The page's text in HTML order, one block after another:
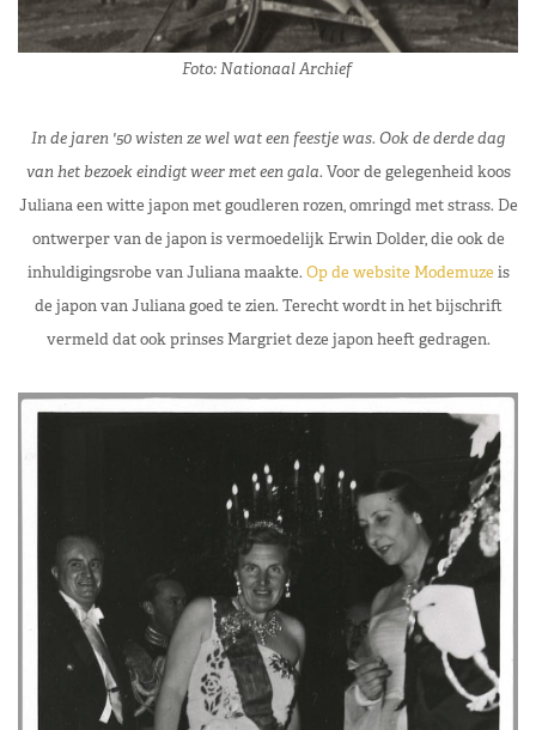
Foto: Nationaal Archief
In de jaren '50 wisten ze wel wat een feestje was. Ook de derde dag
van het bezoek eindigt weer met een gala. Voor de gelegenheid koos
Juliana een witte japon met goudleren rozen, omringd met strass. De
ontwerper van de japon is vermoedelijk Erwin Dolder, die ook de
inhuldigingsrobe van Juliana maakte. Op de website Modemuzeis
de japon van Juliana goed te zien. Terecht wordt in het bijschrift
vermeld dat ook prinses Margriet deze japon heeft gedragen.